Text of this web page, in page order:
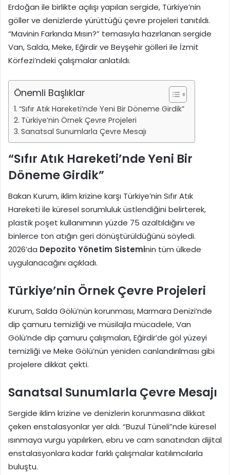
Erdoğan ile birlikte açılışı yapılan sergide, Türkiye’nin
göller ve denizlerde yürüttüğü çevre projeleri tanıtıldı.
“Mavinin Farkında Mısın?” temasıyla hazırlanan sergide
Van, Salda, Meke, Eğirdir ve Beyşehir gölleri ile İzmit
Körfezi’ndeki çalışmalar anlatıldı.
Önemli Başlıklar
“Sıfır Atık Hareketi’nde Yeni Bir Döneme Girdik”
Türkiye’nin Örnek Çevre Projeleri
Sanatsal Sunumlarla Çevre Mesajı
“Sıfır Atık Hareketi’nde Yeni Bir
Döneme Girdik”
Bakan Kurum, iklim krizine karşı Türkiye’nin Sıfır Atık
Hareketi ile küresel sorumluluk üstlendiğini belirterek,
plastik poşet kullanımının yüzde 75 azaltıldığını ve
binlerce ton atığın geri dönüştürüldüğünü söyledi.
2026’da Depozito Yönetim Sisteminin tüm ülkede
uygulanacağını açıkladı.
Türkiye’nin Örnek Çevre Projeleri
Kurum, Salda Gölü’nün korunması, Marmara Denizi’nde
dip çamuru temizliği ve müsilajla mücadele, Van
Gölü’nde dip çamuru çalışmaları, Eğirdir’de göl yüzeyi
temizliği ve Meke Gölü’nün yeniden canlandırılması gibi
projelere dikkat çekti.
Sanatsal Sunumlarla Çevre Mesajı
Sergide iklim krizine ve denizlerin korunmasına dikkat
çeken enstalasyonlar yer aldı. “Buzul Tüneli”nde küresel
ısınmaya vurgu yapılırken, ebru ve cam sanatından dijital
enstalasyonlara kadar farklı çalışmalar katılımcılarla
buluştu.